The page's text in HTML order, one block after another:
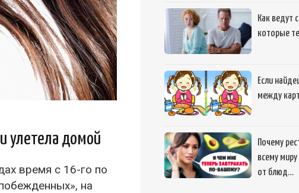
улетела домой
время с 16-го по
на
Как ведут
которые
Если
между
Почему
всему
от блюд…